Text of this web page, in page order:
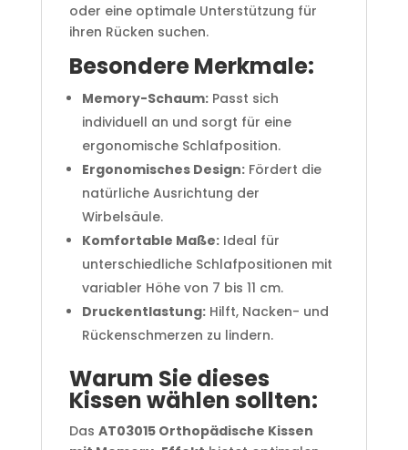
oder eine optimale Unterstützung für
ihren Rücken suchen.
Besondere Merkmale:
Memory-Schaum:Passt sich
individuell an und sorgt für eine
ergonomische Schlafposition.
Ergonomisches Design:Fördert die
natürliche Ausrichtung der
Wirbelsäule.
Komfortable Maße:Ideal für
unterschiedliche Schlafpositionen mit
variabler Höhe von 7 bis 11 cm.
Druckentlastung:Hilft, Nacken- und
Rückenschmerzen zu lindern.
Warum Sie dieses
Kissen wählen sollten:
Das AT03015 Orthopädische Kissen